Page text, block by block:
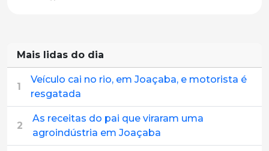
Mais lidas do dia
1
Veículo cai no rio, em Joaçaba, e motorista é
resgatada
2
As receitas do pai que viraram uma
agroindústria em Joaçaba